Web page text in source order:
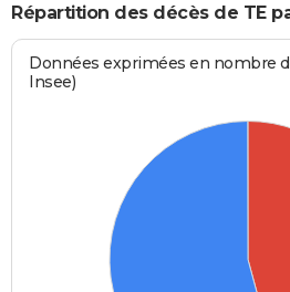
Répartition des décès de TE
Données exprimées en nombre
Insee)